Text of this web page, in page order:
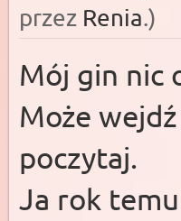
przez Renia.)
Mój gin nic
Może
poczytaj.
Ja rok